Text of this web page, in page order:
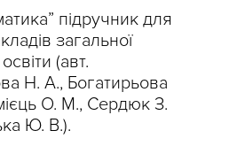
підручник для
загальної
(авт.
Н. А., Богатирьова
О. М., Сердюк З.
Ю. В.).